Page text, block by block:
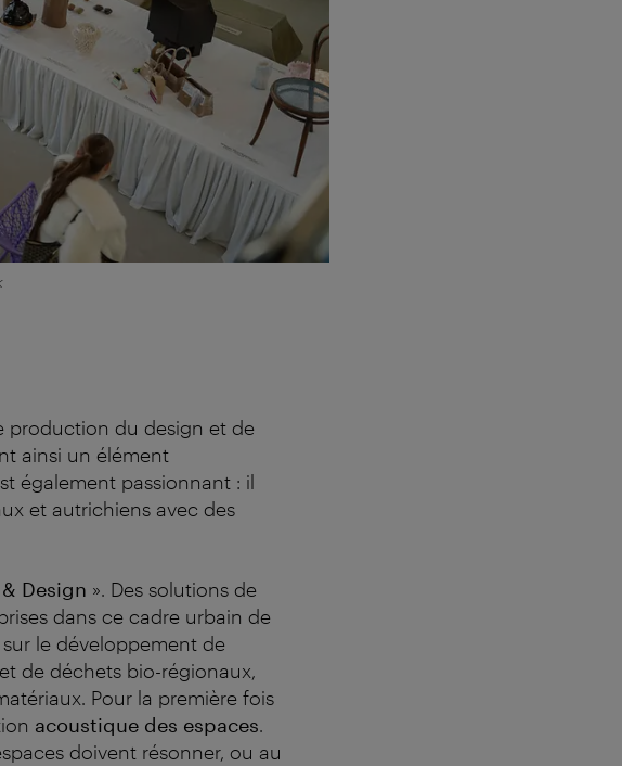
production du design et de
ainsi un élément
également passionnant : il
et autrichiens avec des
Design ». Des solutions de
dans ce cadre urbain de
le développement de
de déchets bio-régionaux,
Pour la première fois
acoustique des espaces.
doivent résonner, ou au